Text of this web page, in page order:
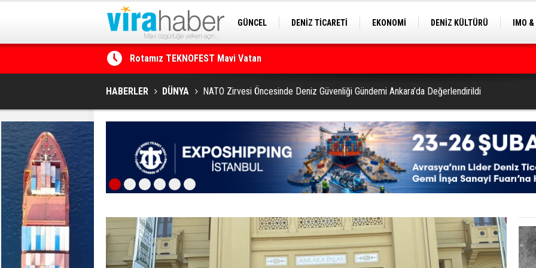
GÜNCEL DENİZ TİCARETİ EKONOMİ DENİZ KÜLTÜRÜ
IMO
Net Kârını Yüzde 38 Artışla 46.5 Milyon Dolar’a Yükseltti
HABERLER DÜNYA NATO Zirvesi Öncesinde Deniz Güvenliği Gündemi Ankara’da Değerlendirildi